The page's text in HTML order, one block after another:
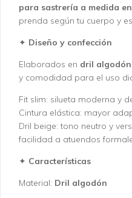
para sastrería a medida
prenda según tu cuerpo y
✦ Diseño y confección
Elaborados en dril algodón
y comodidad para el uso
Fit slim: silueta moderna y
Cintura elástica: mayor
Dril beige: tono neutro y
facilidad a atuendos
✦ Características
Material: Dril algodón